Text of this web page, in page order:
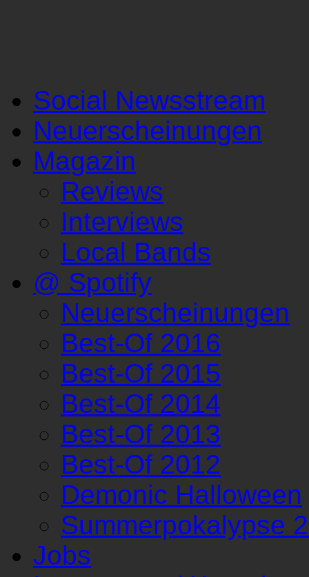
Social Newsstream
Neuerscheinungen
Magazin
Reviews
Interviews
Local Bands
@ Spotify
Neuerscheinungen
Best-Of 2016
Best-Of 2015
Best-Of 2014
Best-Of 2013
Best-Of 2012
Demonic Halloween
Summerpokalypse
Jobs